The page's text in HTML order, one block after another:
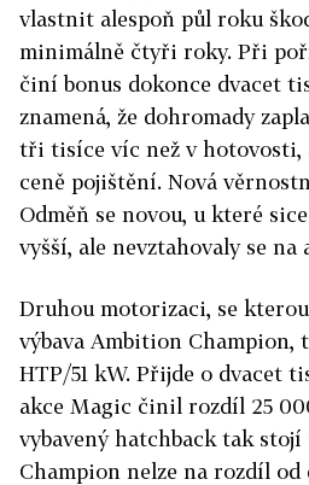
vlastnit alespoň půl roku
minimálně čtyři roky. Při
činí bonus dokonce dvacet
znamená, že dohromady
tři tisíce víc než v hotovosti,
ceně pojištění. Nová
Odměň se novou, u které
vyšší, ale nevztahovaly se na
Druhou motorizaci, se
výbava Ambition Champion,
HTP/51 kW. Přijde o dvacet
akce Magic činil rozdíl 25
vybavený hatchback tak stojí
Champion nelze na rozdíl